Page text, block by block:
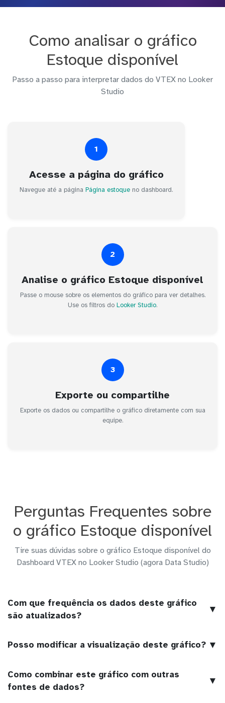
Como analisar o gráfico
Estoque disponível
Passo a passo para interpretar dados do VTEX no Looker
Studio
1
Acesse a página do gráfico
Navegue até a página Página estoque no dashboard.
2
Analise o gráfico Estoque disponível
Passe o mouse sobre os elementos do gráfico para ver detalhes.
Use os filtros do Looker Studio.
3
Exporte ou compartilhe
Exporte os dados ou compartilhe o gráfico diretamente com sua
equipe.
Perguntas Frequentes sobre
o gráfico Estoque disponível
Tire suas dúvidas sobre o gráfico Estoque disponível do
Dashboard VTEX no Looker Studio (agora Data Studio)
Com que frequência os dados deste gráfico
são atualizados?
▼
Posso modificar a visualização deste gráfico? ▼
Como combinar este gráfico com outras
fontes de dados?
▼